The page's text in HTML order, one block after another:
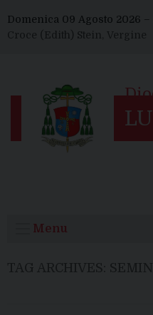
to
content
Domenica 09 Agosto 2026 –
Croce (Edith) Stein, Vergine
Menu